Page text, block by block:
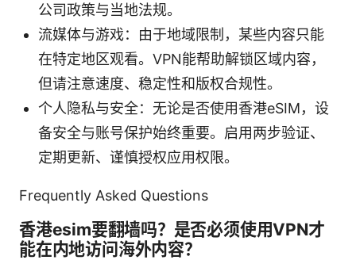
公司政策与当地法规。
流媒体与游戏：由于地域限制，某些内容只能
在特定地区观看。VPN能帮助解锁区域内容，
但请注意速度、稳定性和版权合规性。
个人隐私与安全：无论是否使用香港eSIM，设
备安全与账号保护始终重要。启用两步验证、
定期更新、谨慎授权应用权限。
Frequently Asked Questions
香港esim要翻墙吗？是否必须使用VPN才
能在内地访问海外内容？